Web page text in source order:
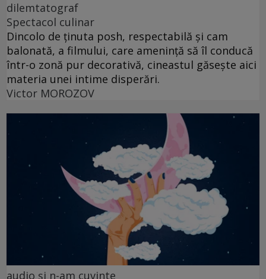
dilemtatograf
Spectacol culinar
Dincolo de ținuta posh, respectabilă și cam
balonată, a filmului, care amenință să îl conducă
într-o zonă pur decorativă, cineastul găsește aici
materia unei intime disperări.
Victor MOROZOV
audio şi n-am cuvinte